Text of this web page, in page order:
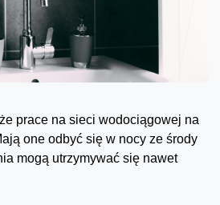
prace na sieci wodociągowej na
one odbyć się w nocy ze środy
mogą utrzymywać się nawet